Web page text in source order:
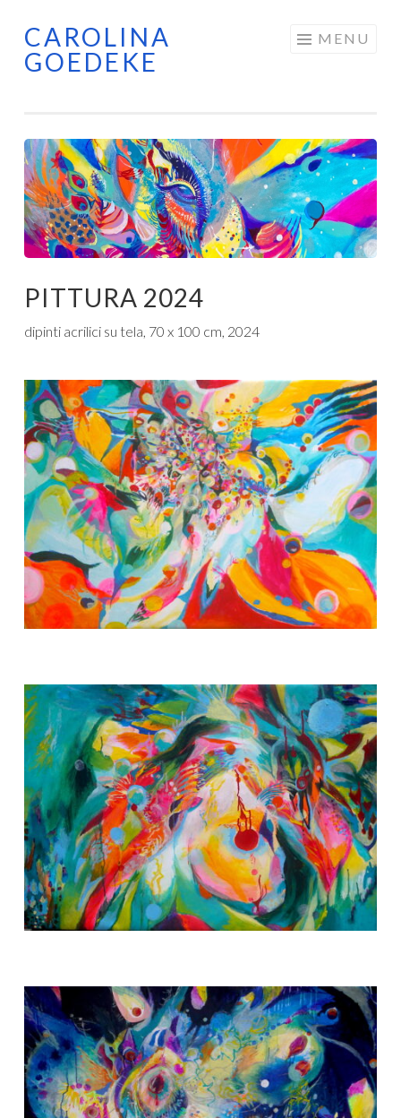
Skip
to
CAROLINA
GOEDEKE
MENU
PITTURA 2024
dipinti acrilici su tela, 70 x 100 cm, 2024